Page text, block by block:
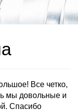
Все четко,
мы довольные и
Спасибо